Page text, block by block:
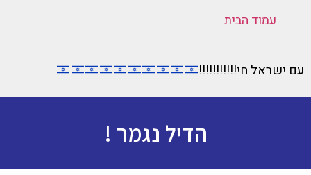
עמוד הבית
עם ישראל חי!!!!!!!!!!!
הדיל נגמר !